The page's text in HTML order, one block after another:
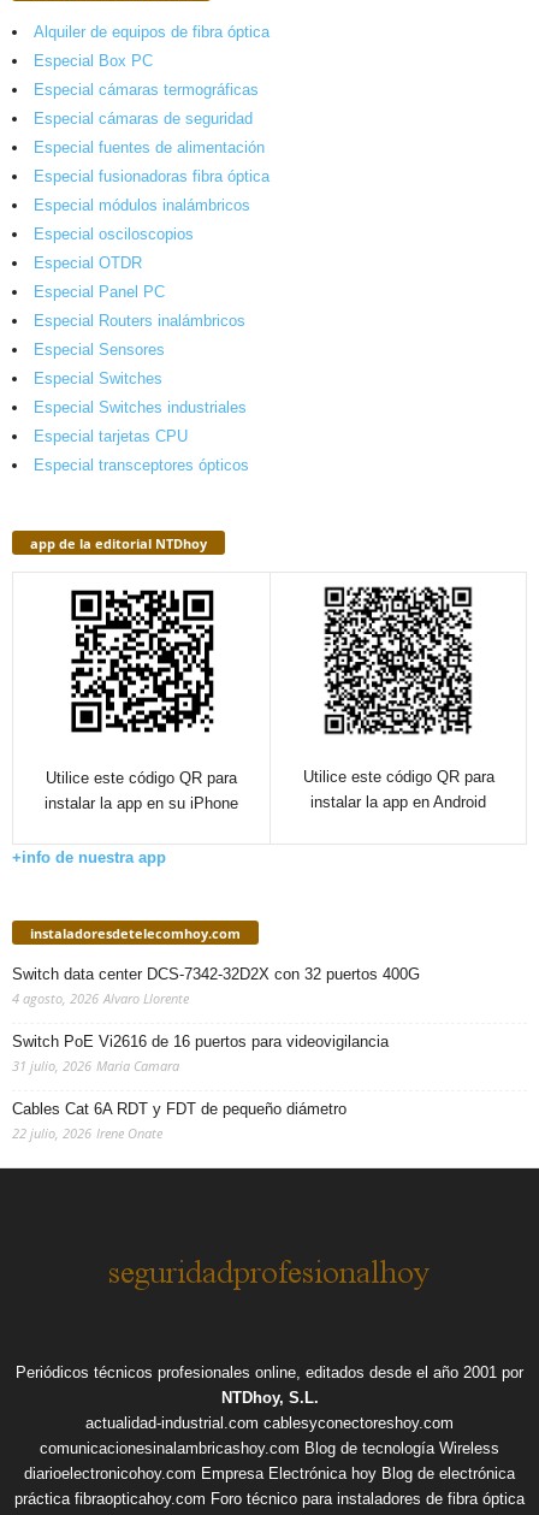
Alquiler de equipos de fibra óptica
Especial Box PC
Especial cámaras termográficas
Especial cámaras de seguridad
Especial fuentes de alimentación
Especial fusionadoras fibra óptica
Especial módulos inalámbricos
Especial osciloscopios
Especial OTDR
Especial Panel PC
Especial Routers inalámbricos
Especial Sensores
Especial Switches
Especial Switches industriales
Especial tarjetas CPU
Especial transceptores ópticos
app de la editorial NTDhoy
Utilice este código QR para
instalar la app en su iPhone
Utilice este código QR para
instalar la app en Android
+info de nuestra app
instaladoresdetelecomhoy.com
Switch data center DCS-7342-32D2X con 32 puertos 400G
4 agosto, 2026 Alvaro Llorente
Switch PoE Vi2616 de 16 puertos para videovigilancia
31 julio, 2026 Maria Camara
Cables Cat 6A RDT y FDT de pequeño diámetro
22 julio, 2026 Irene Onate
Periódicos técnicos profesionales online, editados desde el año 2001 por
NTDhoy, S.L.
actualidad-industrial.com cablesyconectoreshoy.com
comunicacionesinalambricashoy.com Blog de tecnología Wireless
diarioelectronicohoy.com Empresa Electrónica hoy Blog de electrónica
práctica fibraopticahoy.com Foro técnico para instaladores de fibra óptica